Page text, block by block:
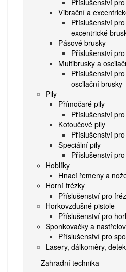
Vibrační a
Příslušenství
excentrické
Pásové brusky
Příslušenství
Multibrusky a
Příslušenství
oscilační brusky
Pily
Přímočaré pily
Příslušenství
Kotoučové pily
Příslušenství
Speciální pily
Příslušenství
Hoblíky
Hnací řemeny a
Horní frézky
Příslušenství pro
Horkovzdušné pistole
Příslušenství pro
Sponkovačky a
Příslušenství pro
Lasery, dálkoměry,
Zahradní technika